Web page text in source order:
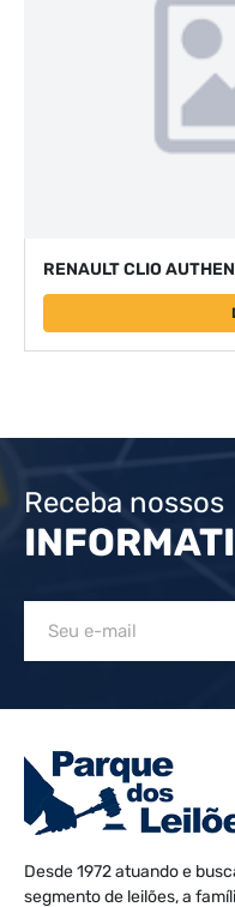
RENAULT CLIO
Receba nossos
Desde 1972 atuando e
segmento de leilões, a